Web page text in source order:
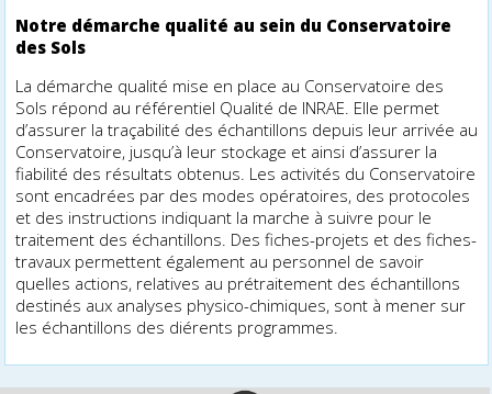
Notre démarche qualité au sein du Conservatoire
des Sols
La démarche qualité mise en place au Conservatoire des
Sols répond au référentiel Qualité de INRAE. Elle permet
d’assurer la traçabilité des échantillons depuis leur arrivée au
Conservatoire, jusqu’à leur stockage et ainsi d’assurer la
fiabilité des résultats obtenus. Les activités du Conservatoire
sont encadrées par des modes opératoires, des protocoles
et des instructions indiquant la marche à suivre pour le
traitement des échantillons. Des fiches-projets et des fiches-
travaux permettent également au personnel de savoir
quelles actions, relatives au prétraitement des échantillons
destinés aux analyses physico-chimiques, sont à mener sur
les échantillons des différents programmes.